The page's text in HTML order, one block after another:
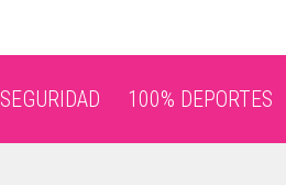
SEGURIDAD 100% DEPORTES